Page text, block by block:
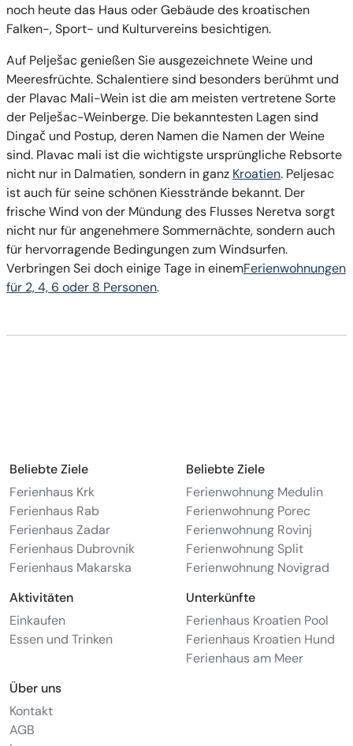
noch heute das Haus oder Gebäude des kroatischen
Falken-, Sport- und Kulturvereins besichtigen.
Auf Pelješac genießen Sie ausgezeichnete Weine und
Meeresfrüchte. Schalentiere sind besonders berühmt und
der Plavac Mali-Wein ist die am meisten vertretene Sorte
der Pelješac-Weinberge. Die bekanntesten Lagen sind
Dingač und Postup, deren Namen die Namen der Weine
sind. Plavac mali ist die wichtigste ursprüngliche Rebsorte
nicht nur in Dalmatien, sondern in ganz Kroatien. Peljesac
ist auch für seine schönen Kiesstrände bekannt. Der
frische Wind von der Mündung des Flusses Neretva sorgt
nicht nur für angenehmere Sommernächte, sondern auch
für hervorragende Bedingungen zum Windsurfen.
Verbringen Sei doch einige Tage in einemFerienwohnungen
für 2, 4, 6 oder 8 Personen.
Beliebte Ziele
Ferienhaus Krk
Ferienhaus Rab
Ferienhaus Zadar
Ferienhaus Dubrovnik
Ferienhaus Makarska
Beliebte Ziele
Ferienwohnung Medulin
Ferienwohnung Porec
Ferienwohnung Rovinj
Ferienwohnung Split
Ferienwohnung Novigrad
Aktivitäten
Einkaufen
Essen und Trinken
Unterkünfte
Ferienhaus Kroatien Pool
Ferienhaus Kroatien Hund
Ferienhaus am Meer
Über uns
Kontakt
AGB